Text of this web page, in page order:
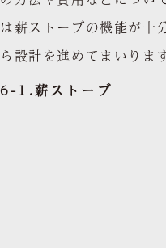
は薪ストーブの機能が十
ら設計を進めてまいります
6-1.薪ストーブ